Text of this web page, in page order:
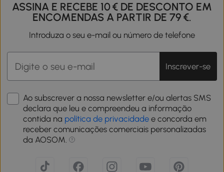
ASSINA E RECEBE 10 € DE DESCONTO EM
ENCOMENDAS A PARTIR DE 79 €.
Introduza o seu e-mail ou número de telefone
Inscrever-se
Ao subscrever a nossa newsletter e/ou alertas SMS
declara que leu e compreendeu a informação
contida na política de privacidade e concorda em
receber comunicações comerciais personalizadas
da AOSOM.